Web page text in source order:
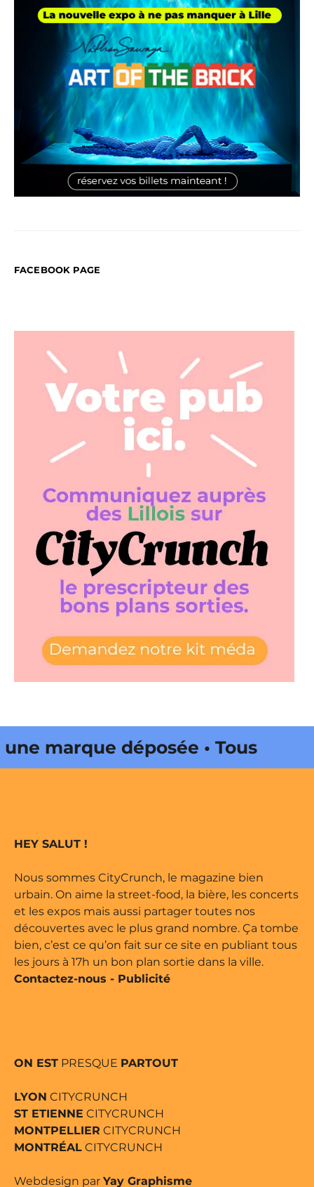
FACEBOOK PAGE
marque déposée • Tous droits
édité par Buena Onda Web •
HEY SALUT !
Nous sommes CityCrunch, le magazine bien
urbain. On aime la street-food, la bière, les concerts
et les expos mais aussi partager toutes nos
découvertes avec le plus grand nombre. Ça tombe
bien, c’est ce qu’on fait sur ce site en publiant tous
les jours à 17h un bon plan sortie dans la ville.
Contactez-nous - Publicité
ON EST PRESQUE PARTOUT
LYON CITYCRUNCH
ST ETIENNE CITYCRUNCH
MONTPELLIER CITYCRUNCH
MONTRÉAL CITYCRUNCH
Webdesign par Yay Graphisme